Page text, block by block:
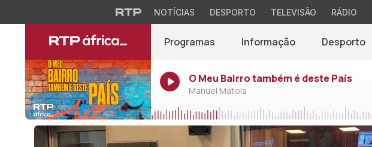
NOTÍCIAS DESPORTO TELEVISÃO RÁDIO
Programas Informação Desporto
O Meu Bairro também é deste País
Manuel Matola